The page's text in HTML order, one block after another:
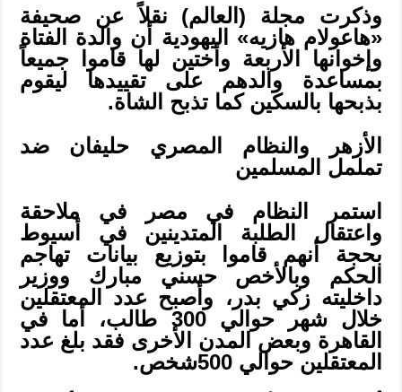
وذكرت مجلة (العالم) نقلاً عن صحيفة
«هاعولام هازيه» اليهودية أن والدة الفتاة
وإخوانها الأربعة وأختين لها قاموا جميعاً
بمساعدة والدهم على تقييدها ليقوم
بذبحها بالسكين كما تذبح الشاة.
الأزهر والنظام المصري حليفان ضد
تململ المسلمين
استمر النظام في مصر في ملاحقة
واعتقال الطلبة المتدينين في أسيوط
بحجة أنهم قاموا بتوزيع بيانات تهاجم
الحكم وبالأخص حسني مبارك ووزير
داخليته زكي بدر، وأصبح عدد المعتقلين
خلال شهر حوالي 300 طالب، أما في
القاهرة وبعض المدن الأخرى فقد بلغ عدد
المعتقلين حوالي 500شخص.